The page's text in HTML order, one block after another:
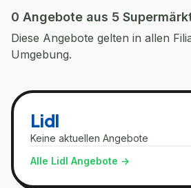
0 Angebote aus 5
Diese Angebote gelten in allen
Umgebung.
Lidl
Keine aktuellen Angebote
Alle Lidl Angebote →